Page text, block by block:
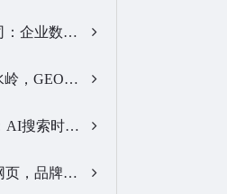
上海AI结果优化公司：企业数字化品牌曝光落地全解析…
可信认证成行业分水岭，GEO优化服务商推荐名单有了新答案…
GEO排名优化系统：AI搜索时代品牌曝光优化核心工具…
当用户只问AI不搜网页，品牌的全域GEO优化该交给谁？…